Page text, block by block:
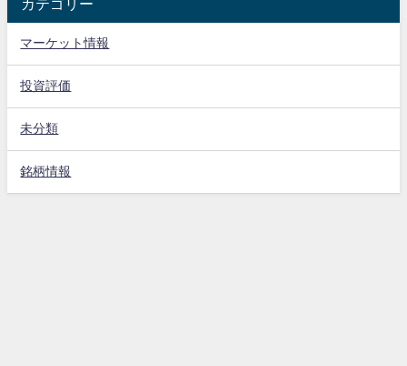
カテゴリー
マーケット情報
投資評価
未分類
銘柄情報